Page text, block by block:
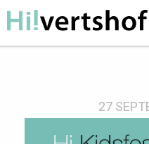
Openingstijden
27